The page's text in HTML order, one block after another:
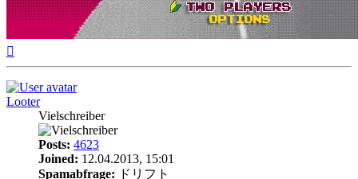
Looter
Vielschreiber
Posts: 4623
Joined: 12.04.2013, 15:01
Spamabfrage: ドリフト